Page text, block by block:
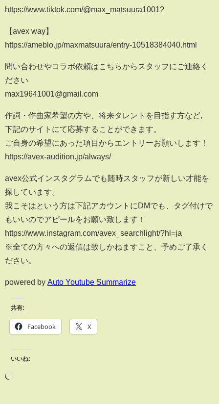
https://www.tiktok.com/@max_matsuura1001?
【avex way】
https://ameblo.jp/maxmatsuura/entry-10518384040.html
問い合わせやコラボ依頼はこちらからスタッフにご連絡く
ださい
max19641001@gmail.com
作詞・作曲家希望の方や、将来タレントを目指す方など,
下記のサイトにて応募することができます。
ご自身の希望にあった項目からエントリーお願いします！
https://avex-audition.jp/always/
avex公式インスタグラムでも随時スタッフが新しい才能を
探しています。
我こそはという方は下記アカウントにDMでも、タグ付けで
もいいのでアピールをお願い致します！
https://www.instagram.com/avex_searchlight/?hl=ja
※全ての方々への返信は致しかねますこと、予めご了承く
ださい。
powered by Auto Youtube Summarize
共有:
Facebook X
いいね: